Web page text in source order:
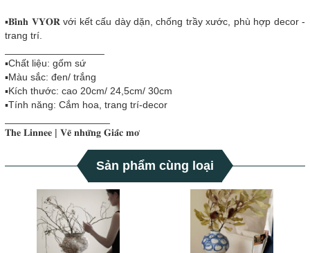
▪️𝐁𝐢̀𝐧𝐡 𝐕𝐘𝐎𝐑 với kết cấu dày dặn, chống trầy xước, phù hợp decor -
trang trí.
▪️Chất liệu: gốm sứ
▪️Màu sắc: đen/ trắng
▪️Kích thước: cao 20cm/ 24,5cm/ 30cm
▪️Tính năng: Cắm hoa, trang trí-decor
𝐓𝐡𝐞 𝐋𝐢𝐧𝐧𝐞𝐞 | 𝐕𝐞̃ 𝐧𝐡𝐮̛̃𝐧𝐠 𝐆𝐢𝐚̂́𝐜 𝐦𝐨̛
Sản phẩm cùng loại